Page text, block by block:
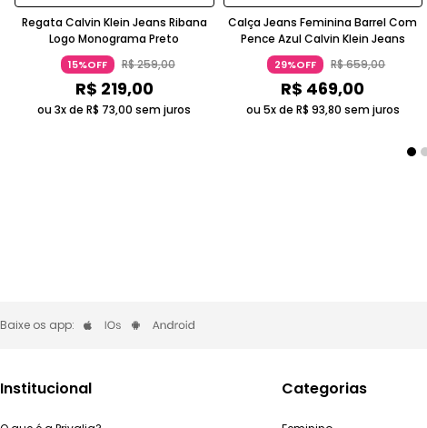
Regata Calvin Klein Jeans Ribana
Logo Monograma Preto
15%OFF R$259,00
R$ 219,00
ou 3x deR$ 73,00 sem juros
Calça Jeans Feminina Barrel Com
Pence Azul Calvin Klein Jeans
29%OFF R$659,00
R$ 469,00
ou 5x de R$ 93,80 sem juros
Baixe os app:
Institucional Categorias